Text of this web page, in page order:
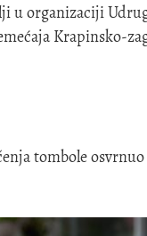
u organizaciji
Krapinsko-
tombole